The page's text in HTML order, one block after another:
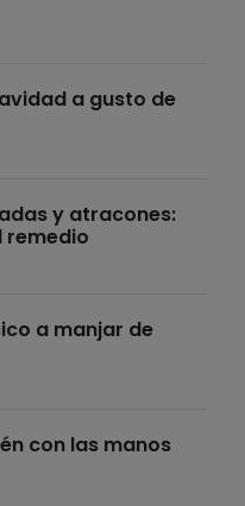
a gusto de
y atracones:
remedio
a manjar de
con las manos